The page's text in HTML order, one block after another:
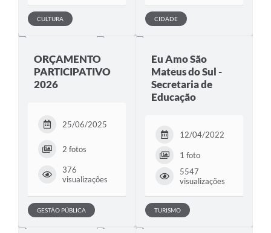
Cadastro para Castração
Feriados Municipais
Telefones Postos de Saúde
Plantão das Funerárias
Recebimento de Recursos
Termos de Fomento
CULTURA CIDADE
ORÇAMENTO
PARTICIPATIVO
2026
25/06/2025
2 fotos
376
visualizações
GESTÃO PÚBLICA
Eu Amo São
Mateus do Sul -
Secretaria de
Educação
12/04/2022
1 foto
5547
visualizações
TURISMO